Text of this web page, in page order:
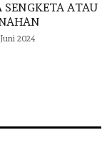
SENGKETA ATAU
2024